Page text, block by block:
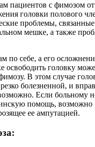
пациентов с фимозом
головки полового
проблемы,
мешке, а также
по себе, а его
освободить головку
В этом случае
болезненной, и
Если больному
помощь, возможно
ее ампутацией.